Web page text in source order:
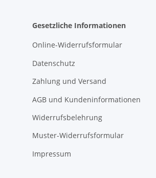
Gesetzliche Informationen
Online-Widerrufsformular
Datenschutz
Zahlung und Versand
AGB und Kundeninformationen
Widerrufsbelehrung
Muster-Widerrufsformular
Impressum